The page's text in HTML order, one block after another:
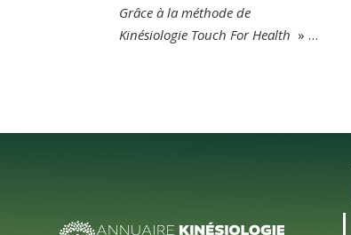
Grâce à la méthode de
Kinésiologie Touch For Health » …